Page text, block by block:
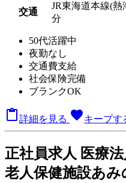
交通
JR東海道本線(熱
分
50代活躍中
夜勤なし
交通費支給
社会保険完備
ブランクOK
詳細を見る favoriteキープす
正社員求人 医療
老人保健施設あ